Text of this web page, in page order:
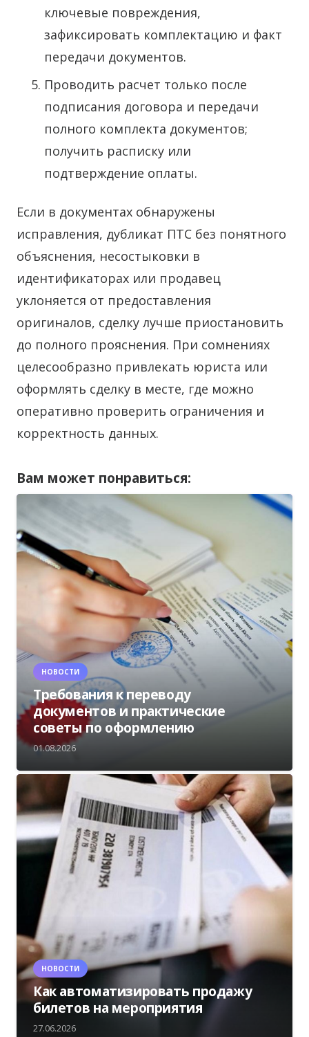
ключевые повреждения,
зафиксировать комплектацию и факт
передачи документов.
Проводить расчет только после
подписания договора и передачи
полного комплекта документов;
получить расписку или
подтверждение оплаты.
Если в документах обнаружены
исправления, дубликат ПТС без понятного
объяснения, несостыковки в
идентификаторах или продавец
уклоняется от предоставления
оригиналов, сделку лучше приостановить
до полного прояснения. При сомнениях
целесообразно привлекать юриста или
оформлять сделку в месте, где можно
оперативно проверить ограничения и
корректность данных.
Вам может понравиться:
НОВОСТИ
Требования к переводу
документов и практические
советы по оформлению
01.08.2026
НОВОСТИ
Как автоматизировать продажу
билетов на мероприятия
27.06.2026